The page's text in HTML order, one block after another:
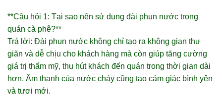
**Câu hỏi 1: Tại sao nên sử dụng đài phun nước trong
quán cà phê?**
Trả lời: Đài phun nước không chỉ tạo ra không gian thư
giãn và dễ chịu cho khách hàng mà còn giúp tăng cường
giá trị thẩm mỹ, thu hút khách đến quán trong thời gian dài
hơn. Âm thanh của nước chảy cũng tạo cảm giác bình yên
và tươi mới.